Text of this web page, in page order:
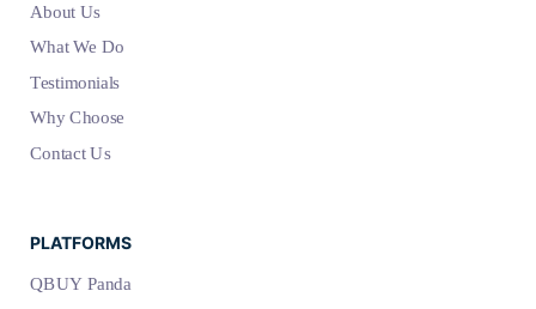
About Us
What We Do
Testimonials
Why Choose
Contact Us
PLATFORMS
QBUY Panda